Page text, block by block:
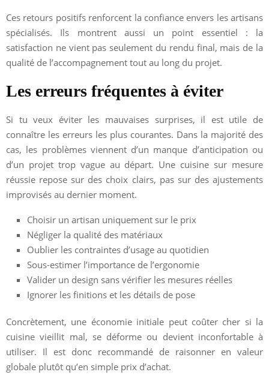
Ces retours positifs renforcent la confiance envers les artisans
spécialisés. Ils montrent aussi un point essentiel : la
satisfaction ne vient pas seulement du rendu final, mais de la
qualité de l’accompagnement tout au long du projet.
Les erreurs fréquentes à éviter
Si tu veux éviter les mauvaises surprises, il est utile de
connaître les erreurs les plus courantes. Dans la majorité des
cas, les problèmes viennent d’un manque d’anticipation ou
d’un projet trop vague au départ. Une cuisine sur mesure
réussie repose sur des choix clairs, pas sur des ajustements
improvisés au dernier moment.
Choisir un artisan uniquement sur le prix
Négliger la qualité des matériaux
Oublier les contraintes d’usage au quotidien
Sous-estimer l’importance de l’ergonomie
Valider un design sans vérifier les mesures réelles
Ignorer les finitions et les détails de pose
Concrètement, une économie initiale peut coûter cher si la
cuisine vieillit mal, se déforme ou devient inconfortable à
utiliser. Il est donc recommandé de raisonner en valeur
globale plutôt qu’en simple prix d’achat.